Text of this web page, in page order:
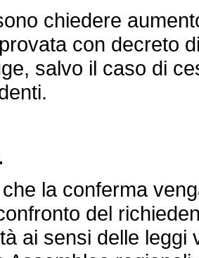
chiedere
con decreto
salvo il caso di
la conferma
del
ai sensi delle